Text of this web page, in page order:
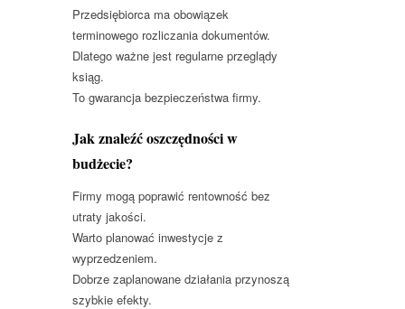
Przedsiębiorca ma obowiązek
terminowego rozliczania dokumentów.
Dlatego ważne jest regularne przeglądy
ksiąg.
To gwarancja bezpieczeństwa firmy.
Jak znaleźć oszczędności w
budżecie?
Firmy mogą poprawić rentowność bez
utraty jakości.
Warto planować inwestycje z
wyprzedzeniem.
Dobrze zaplanowane działania przynoszą
szybkie efekty.